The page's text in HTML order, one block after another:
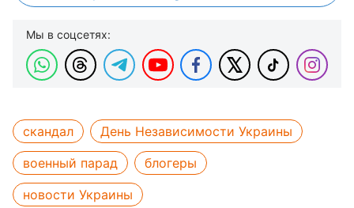
Мы в соцсетях:
скандал
День Независимости Украины
военный парад
блогеры
новости Украины